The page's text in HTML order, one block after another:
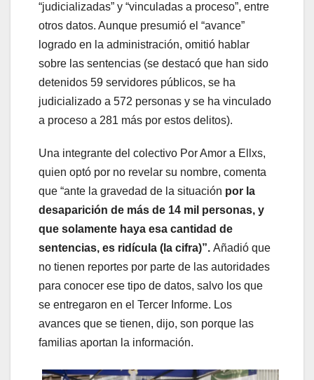
“judicializadas” y “vinculadas a proceso”, entre
otros datos. Aunque presumió el “avance”
logrado en la administración, omitió hablar
sobre las sentencias (se destacó que han sido
detenidos 59 servidores públicos, se ha
judicializado a 572 personas y se ha vinculado
a proceso a 281 más por estos delitos).
Una integrante del colectivo Por Amor a Ellxs,
quien optó por no revelar su nombre, comenta
que “ante la gravedad de la situación por la
desaparición de más de 14 mil personas, y
que solamente haya esa cantidad de
sentencias, es ridícula (la cifra)”. Añadió que
no tienen reportes por parte de las autoridades
para conocer ese tipo de datos, salvo los que
se entregaron en el Tercer Informe. Los
avances que se tienen, dijo, son porque las
familias aportan la información.